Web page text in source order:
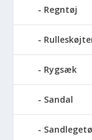
Regntøj
Rygsæk
Sandal